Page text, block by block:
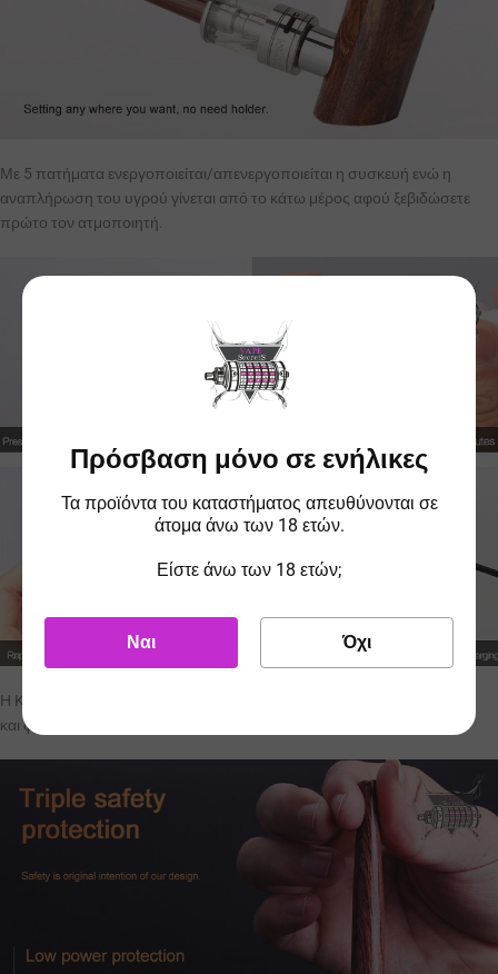
Πρόσβαση μόνο σε ενήλικες
Τα προϊόντα του καταστήματος απευθύνονται σε
άτομα άνω των 18 ετών.
Είστε άνω των 18 ετών;
Ναι Όχι
Με 5 πατήματα ενεργοποιείται/απενεργοποιείται η συσκευή ενώ η
αναπλήρωση του υγρού γίνεται από το κάτω μέρος αφού ξεβιδώσετε
πρώτο τον ατμοποιητή.
Η K1000 διαθέτει όλες τις απαραίτητες προστασίες για ασφαλή χρήση
και φόρτιση!